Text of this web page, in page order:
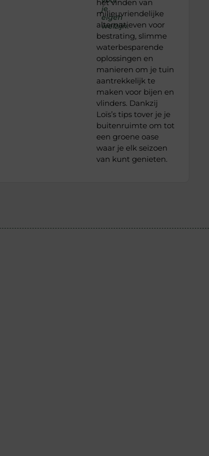
je
eigen
welzijn.
het vinden van
milieuvriendelijke
alternatieven voor
bestrating, slimme
waterbesparende
oplossingen en
manieren om je tuin
aantrekkelijk te
maken voor bijen en
vlinders. Dankzij
Loïs’s tips tover je je
buitenruimte om tot
een groene oase
waar je elk seizoen
van kunt genieten.